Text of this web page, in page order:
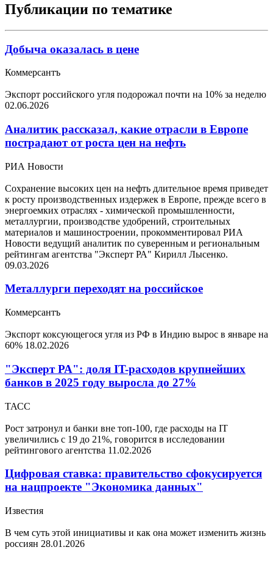
Публикации по тематике
Добыча оказалась в цене
Коммерсантъ
Экспорт российского угля подорожал почти на 10% за неделю
02.06.2026
Аналитик рассказал, какие отрасли в Европе
пострадают от роста цен на нефть
РИА Новости
Сохранение высоких цен на нефть длительное время приведет
к росту производственных издержек в Европе, прежде всего в
энергоемких отраслях - химической промышленности,
металлургии, производстве удобрений, строительных
материалов и машиностроении, прокомментировал РИА
Новости ведущий аналитик по суверенным и региональным
рейтингам агентства "Эксперт РА" Кирилл Лысенко.
09.03.2026
Металлурги переходят на российское
Коммерсантъ
Экспорт коксующегося угля из РФ в Индию вырос в январе на
60% 18.02.2026
"Эксперт РА": доля IT-расходов крупнейших
банков в 2025 году выросла до 27%
ТАСС
Рост затронул и банки вне топ-100, где расходы на IT
увеличились с 19 до 21%, говорится в исследовании
рейтингового агентства 11.02.2026
Цифровая ставка: правительство сфокусируется
на нацпроекте "Экономика данных"
Известия
В чем суть этой инициативы и как она может изменить жизнь
россиян 28.01.2026